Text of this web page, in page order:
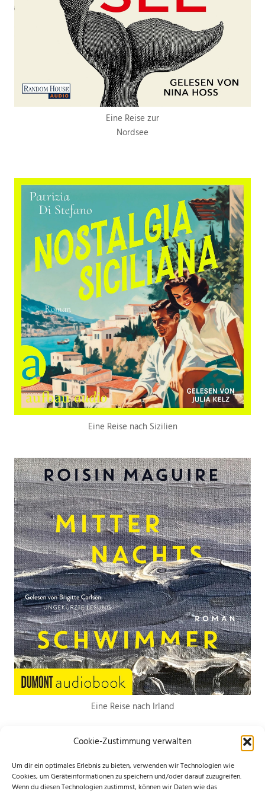
Cookie-Zustimmung verwalten
Um dir ein optimales Erlebnis zu bieten, verwenden wir Technologien wie
Cookies, um Geräteinformationen zu speichern und/oder darauf zuzugreifen.
Wenn du diesen Technologien zustimmst, können wir Daten wie das
Eine Reise zur
Nordsee
Eine Reise nach Sizilien
Eine Reise nach Irland